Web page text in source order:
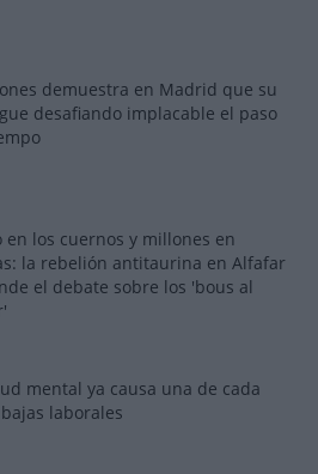
demuestra en Madrid que su
desafiando implacable el paso
en los cuernos y millones en
la rebelión antitaurina en Alfafar
el debate sobre los 'bous al
mental ya causa una de cada
laborales